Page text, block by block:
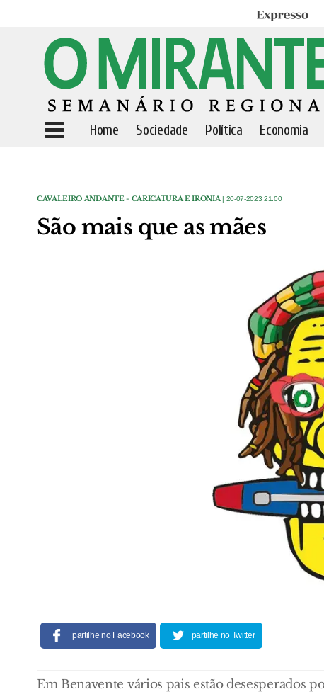
Expresso
Home Sociedade Política Economia
CAVALEIRO ANDANTE - CARICATURA E IRONIA | 20-07-2023 21:00
São mais que as mães
partilhe no Facebook partilhe no Twitter
Em Benavente vários pais estão desesperados